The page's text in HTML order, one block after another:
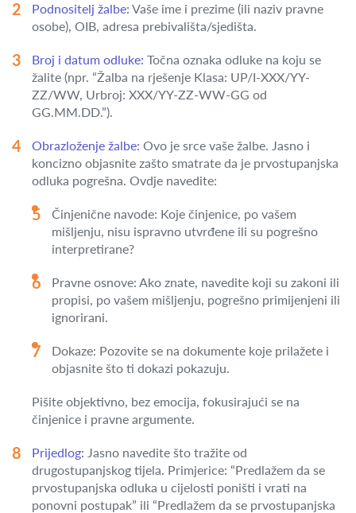
Podnositelj žalbe: Vaše ime i prezime (ili naziv pravne
osobe), OIB, adresa prebivališta/sjedišta.
Broj i datum odluke: Točna oznaka odluke na koju se
žalite (npr. “Žalba na rješenje Klasa: UP/I-XXX/YY-
ZZ/WW, Urbroj: XXX/YY-ZZ-WW-GG od
GG.MM.DD.”).
Obrazloženje žalbe: Ovo je srce vaše žalbe. Jasno i
koncizno objasnite zašto smatrate da je prvostupanjska
odluka pogrešna. Ovdje navedite:
Činjenične navode: Koje činjenice, po vašem
mišljenju, nisu ispravno utvrđene ili su pogrešno
interpretirane?
Pravne osnove: Ako znate, navedite koji su zakoni ili
propisi, po vašem mišljenju, pogrešno primijenjeni ili
ignorirani.
Dokaze: Pozovite se na dokumente koje prilažete i
objasnite što ti dokazi pokazuju.
Pišite objektivno, bez emocija, fokusirajući se na
činjenice i pravne argumente.
Prijedlog: Jasno navedite što tražite od
drugostupanjskog tijela. Primjerice: “Predlažem da se
prvostupanjska odluka u cijelosti poništi i vrati na
ponovni postupak” ili “Predlažem da se prvostupanjska